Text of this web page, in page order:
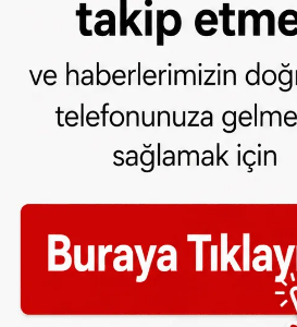
olmamalıdır. Güvenlik ve
yüzebilmeli.” yorumunu
geçerli
yönetmeliğine ilişkin
kendi kuralını belirliyor
uyguluyor.
olan Spor ve
açıklamada "Kuralları
kendisine kalmış. Burkini